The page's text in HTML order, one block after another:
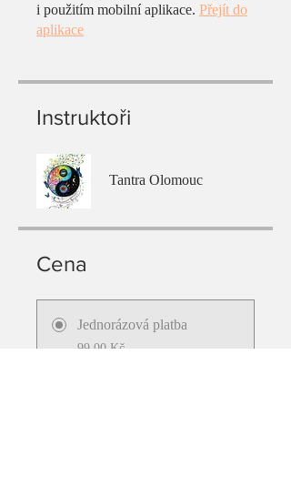
i použitím mobilní aplikace. Přejít do
aplikace
Instruktoři
Tantra Olomouc
Cena
Jednorázová platba
99,00 Kč